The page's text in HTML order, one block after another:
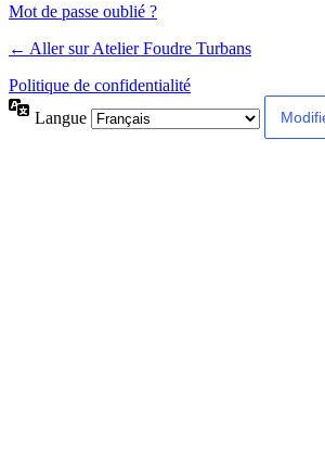
Mot de passe oublié ?
← Aller sur Atelier Foudre Turbans
Politique de confidentialité
Langue